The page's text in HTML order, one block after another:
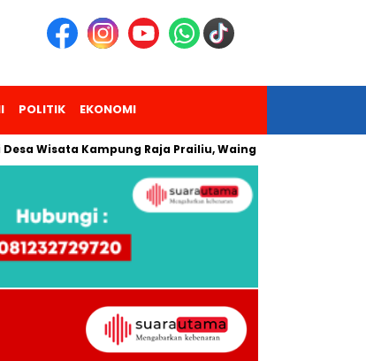
POLITIK EKONOMI
Kampung Raja Prailiu, Waingapu!